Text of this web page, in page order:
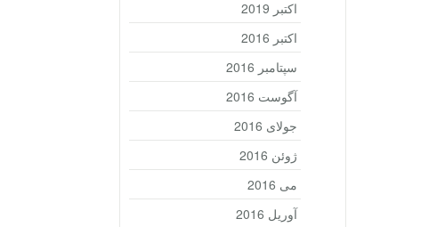
اکتبر 2019
اکتبر 2016
سپتامبر 2016
آگوست 2016
جولای 2016
ژوئن 2016
می 2016
آوریل 2016